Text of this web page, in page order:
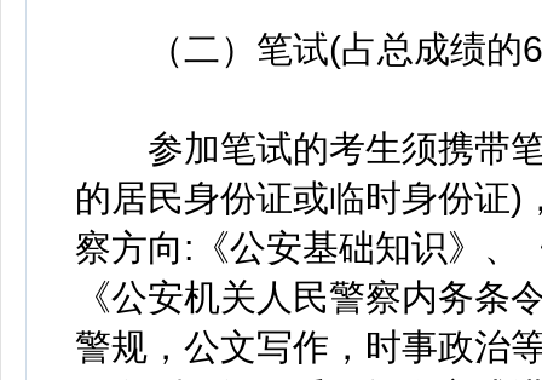
（二）笔试(占总成绩的
参加笔试的考生须携带笔
的居民身份证或临时身份证)
察方向:《公安基础知识》、
《公安机关人民警察内务条
警规，公文写作，时事政治